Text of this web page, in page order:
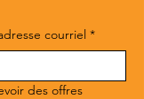
courriel *
des offres